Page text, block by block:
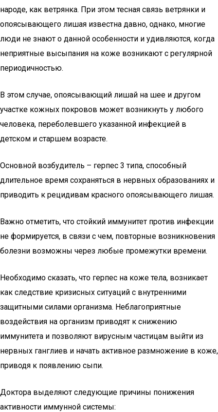
народе, как ветрянка. При этом тесная связь ветрянки и
опоясывающего лишая известна давно, однако, многие
люди не знают о данной особенности и удивляются, когда
неприятные высыпания на коже возникают с регулярной
периодичностью.
В этом случае, опоясывающий лишай на шее и другом
участке кожных покровов может возникнуть у любого
человека, переболевшего указанной инфекцией в
детском и старшем возрасте.
Основной возбудитель – герпес 3 типа, способный
длительное время сохраняться в нервных образованиях и
приводить к рецидивам красного опоясывающего лишая.
Важно отметить, что стойкий иммунитет против инфекции
не формируется, в связи с чем, повторные возникновения
болезни возможны через любые промежутки времени.
Необходимо сказать, что герпес на коже тела, возникает
как следствие кризисных ситуаций с внутренними
защитными силами организма. Неблагоприятные
воздействия на организм приводят к снижению
иммунитета и позволяют вирусным частицам выйти из
нервных ганглиев и начать активное размножение в коже,
приводя к появлению сыпи.
Доктора выделяют следующие причины понижения
активности иммунной системы: